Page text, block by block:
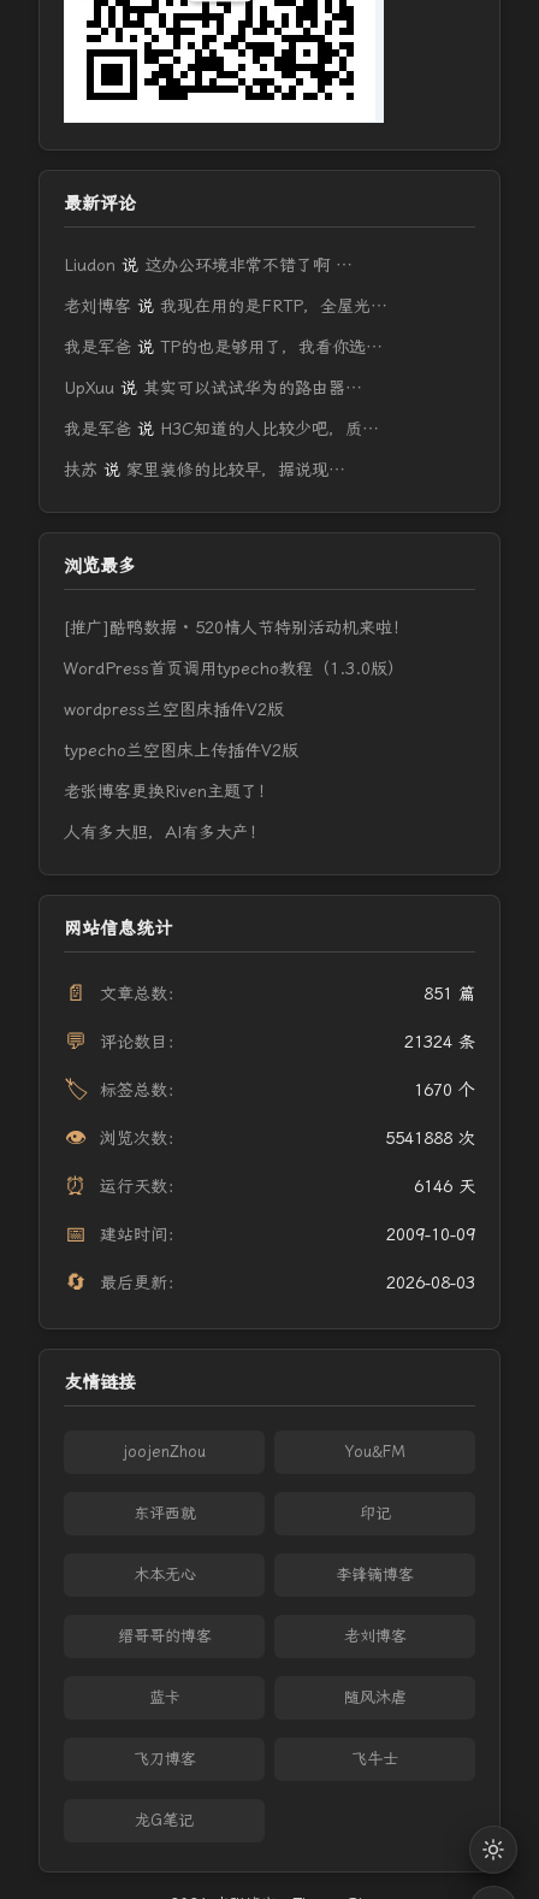
最新评论
Liudon 说 这办公环境非常不错了啊 …
老刘博客 说 我现在用的是FRTP，全屋光…
我是军爸 说 TP的也是够用了，我看你选…
UpXuu 说 其实可以试试华为的路由器…
我是军爸 说 H3C知道的人比较少吧，质…
扶苏 说 家里装修的比较早，据说现…
浏览最多
[推广]酷鸭数据 · 520情人节特别活动机来啦！
WordPress首页调用typecho教程（1.3.0版）
wordpress兰空图床插件V2版
typecho兰空图床上传插件V2版
老张博客更换Riven主题了！
人有多大胆，AI有多大产！
网站信息统计
📄 文章总数： 851 篇
💬 评论数目： 21324 条
🏷️ 标签总数： 1670 个
👁️ 浏览次数： 5541888 次
⏰ 运行天数： 6146 天
📅 建站时间： 2009-10-09
🔄 最后更新： 2026-08-03
友情链接
joojenZhou You&FM
东评西就 印记
木本无心 李锋镝博客
缙哥哥的博客 老刘博客
蓝卡 随风沐虐
飞刀博客 飞牛士
龙G笔记